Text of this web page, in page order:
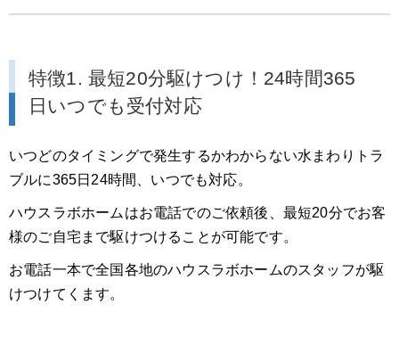
特徴1. 最短20分駆けつけ！24時間365
日いつでも受付対応
いつどのタイミングで発生するかわからない水まわりトラ
ブルに365日24時間、いつでも対応。
ハウスラボホームはお電話でのご依頼後、最短20分でお客
様のご自宅まで駆けつけることが可能です。
お電話一本で全国各地のハウスラボホームのスタッフが駆
けつけてくます。